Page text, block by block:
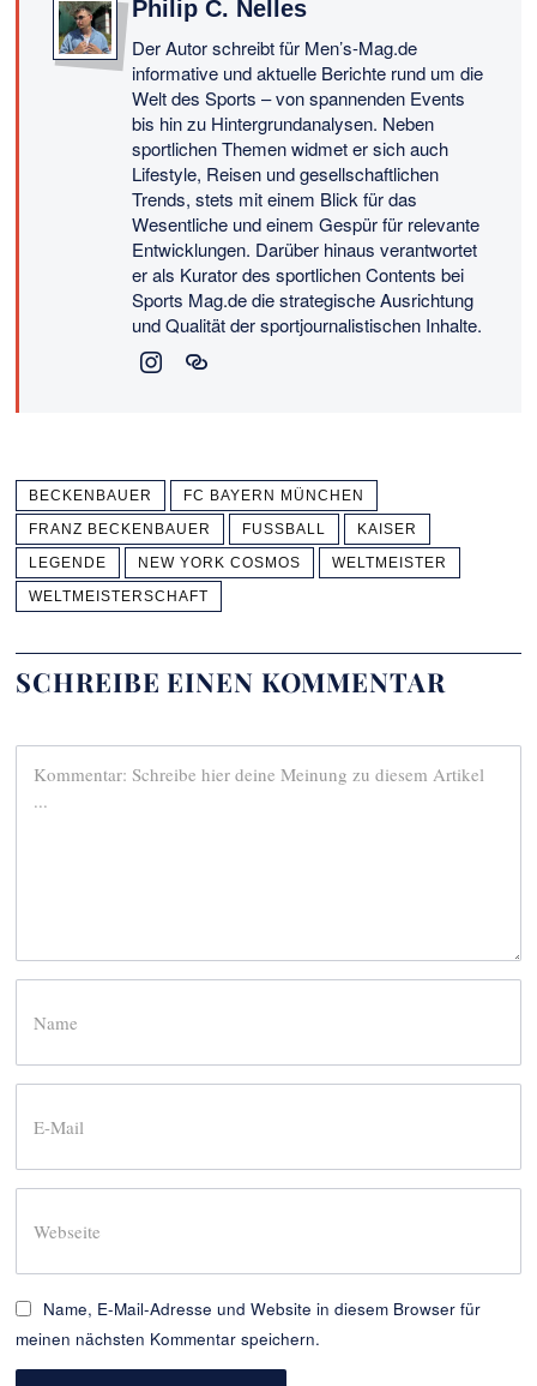
Philip C. Nelles
Der Autor schreibt für Men’s-Mag.de
informative und aktuelle Berichte rund um die
Welt des Sports – von spannenden Events
bis hin zu Hintergrundanalysen. Neben
sportlichen Themen widmet er sich auch
Lifestyle, Reisen und gesellschaftlichen
Trends, stets mit einem Blick für das
Wesentliche und einem Gespür für relevante
Entwicklungen. Darüber hinaus verantwortet
er als Kurator des sportlichen Contents bei
Sports Mag.de die strategische Ausrichtung
und Qualität der sportjournalistischen Inhalte.
BECKENBAUER
FC BAYERN MÜNCHEN
FRANZ BECKENBAUER
FUSSBALL
KAISER
LEGENDE
NEW YORK COSMOS
WELTMEISTER
WELTMEISTERSCHAFT
SCHREIBE EINEN KOMMENTAR
Name, E-Mail-Adresse und Website in diesem Browser für
meinen nächsten Kommentar speichern.